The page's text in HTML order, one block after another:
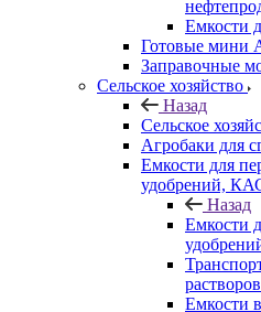
Емкости
Готовые мини
Заправочные
Сельское хозяйство
Назад
Сельское
Агробаки для
Емкости для
удобрений,
Назад
Емкости
Емкости